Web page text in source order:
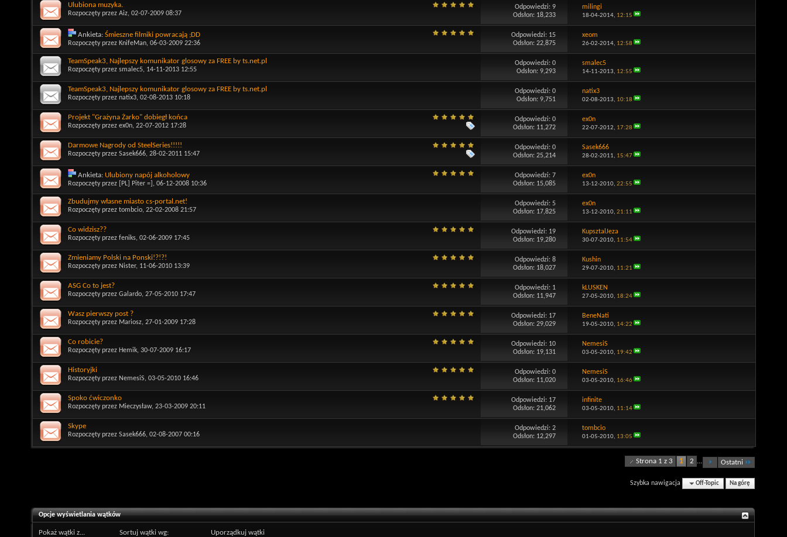
Ulubiona muzyka.
Rozpoczęty przez Aiz, 02-07-2009 08:37
Odpowiedzi:9
Odsłon: 18,233
milingi
18-04-2014, 12:15
Ankieta: Śmieszne filmiki powracają ;DD
Rozpoczęty przez KnifeMan, 06-03-2009 22:36
Odpowiedzi: 15
Odsłon: 22,875
xeom
26-02-2014, 12:58
TeamSpeak3, Najlepszy komunikator glosowy za FREE by ts.net.pl
Rozpoczęty przez smalec5, 14-11-2013 12:55
Odpowiedzi:0
Odsłon: 9,293
smalec5
14-11-2013, 12:55
TeamSpeak3, Najlepszy komunikator glosowy za FREE by ts.net.pl
Rozpoczęty przez natix3, 02-08-2013 10:18
Odpowiedzi:0
Odsłon: 9,751
natix3
02-08-2013, 10:18
Projekt "Grażyna Żarko" dobiegł końca
Rozpoczęty przez ex0n, 22-07-2012 17:28
Odpowiedzi:0
Odsłon: 11,272
ex0n
22-07-2012, 17:28
Darmowe Nagrody od SteelSeries!!!!!
Rozpoczęty przez Sasek666, 28-02-2011 15:47
Odpowiedzi:0
Odsłon: 25,214
Sasek666
28-02-2011, 15:47
Ankieta: Ulubiony napój alkoholowy
Rozpoczęty przez [PL] Piter =] , 06-12-2008 10:36
Odpowiedzi:7
Odsłon: 15,085
ex0n
13-12-2010, 22:55
Zbudujmy własne miasto cs-portal.net!
Rozpoczęty przez tombcio, 22-02-2008 21:57
Odpowiedzi:5
Odsłon: 17,825
ex0n
13-12-2010, 21:11
Co widzisz??
Rozpoczęty przez feniks, 02-06-2009 17:45
Odpowiedzi: 19
Odsłon: 19,280
KupsztalJeza
30-07-2010, 11:54
Zmieniamy Polski na Ponski!?!?!
Rozpoczęty przez Nister, 11-06-2010 13:39
Odpowiedzi:8
Odsłon: 18,027
Kushin
29-07-2010, 11:21
ASG Co to jest?
Rozpoczęty przez Galardo, 27-05-2010 17:47
Odpowiedzi: 1
Odsłon: 11,947
kLUSKEN
27-05-2010, 18:24
Wasz pierwszy post ?
Rozpoczęty przez Mariosz, 27-01-2009 17:28
Odpowiedzi: 17
Odsłon: 29,029
BeneNati
19-05-2010, 14:22
Co robicie?
Rozpoczęty przez Hemik, 30-07-2009 16:17
Odpowiedzi: 10
Odsłon: 19,131
NemesiS
03-05-2010, 19:42
Historyjki
Rozpoczęty przez NemesiS, 03-05-2010 16:46
Odpowiedzi:0
Odsłon: 11,020
NemesiS
03-05-2010, 16:46
Spoko ćwiczonko
Rozpoczęty przez Mieczysław, 23-03-2009 20:11
Odpowiedzi: 17
Odsłon: 21,062
infinite
03-05-2010, 11:14
Skype
Rozpoczęty przez Sasek666, 02-08-2007 00:16
Odpowiedzi:2
Odsłon: 12,297
tombcio
01-05-2010, 13:05
Strona 1 z 3 1 2 ... Ostatni
Szybka nawigacja Off-Topic Na górę
Opcje wyświetlania wątków
Pokaż wątki z... Sortuj wątki wg: Uporządkuj wątki